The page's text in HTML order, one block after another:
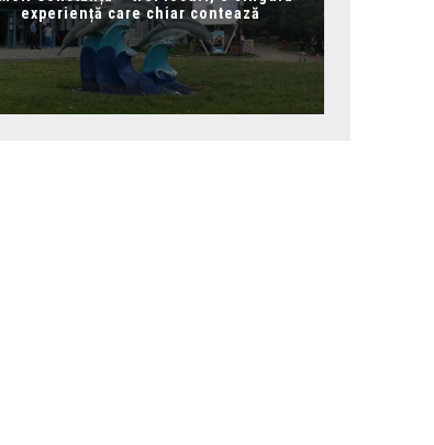
experiență care chiar contează